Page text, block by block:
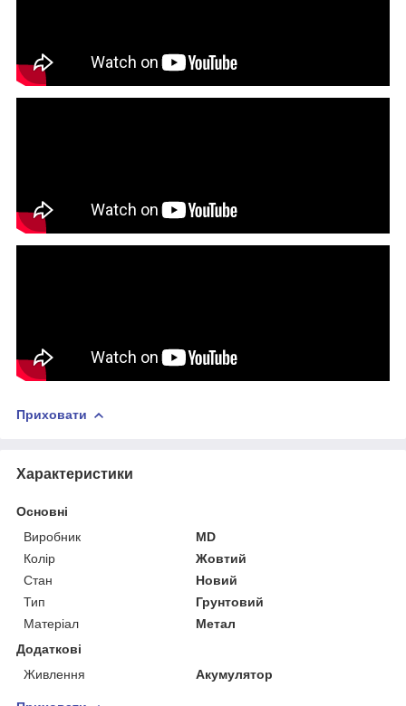
Приховати
Характеристики
Основні
Виробник
MD
Колір
Жовтий
Стан
Новий
Тип
Грунтовий
Матеріал
Метал
Додаткові
Живлення
Акумулятор